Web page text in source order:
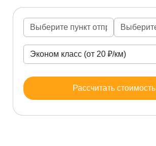
Рассчитать стоимость